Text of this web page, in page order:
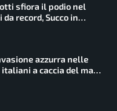
sfiora il podio nel
record, Succo in
azzurra nelle
a caccia del main